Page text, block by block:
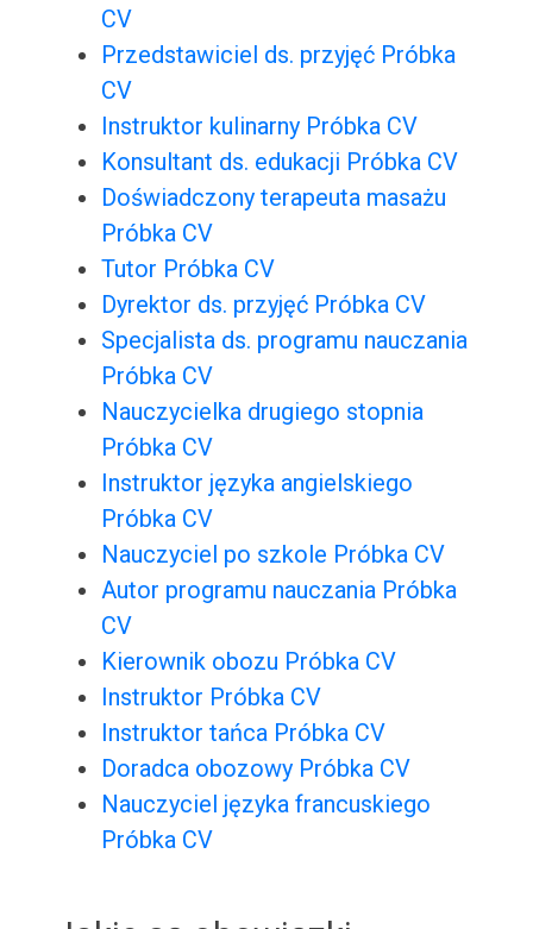
CV
Przedstawiciel ds. przyjęć Próbka
CV
Instruktor kulinarny Próbka CV
Konsultant ds. edukacji Próbka CV
Doświadczony terapeuta masażu
Próbka CV
Tutor Próbka CV
Dyrektor ds. przyjęć Próbka CV
Specjalista ds. programu nauczania
Próbka CV
Nauczycielka drugiego stopnia
Próbka CV
Instruktor języka angielskiego
Próbka CV
Nauczyciel po szkole Próbka CV
Autor programu nauczania Próbka
CV
Kierownik obozu Próbka CV
Instruktor Próbka CV
Instruktor tańca Próbka CV
Doradca obozowy Próbka CV
Nauczyciel języka francuskiego
Próbka CV